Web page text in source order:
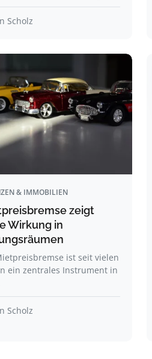
Scholz
& IMMOBILIEN
zeigt
Wirkung in
ist seit vielen
ein zentrales Instrument in
Scholz